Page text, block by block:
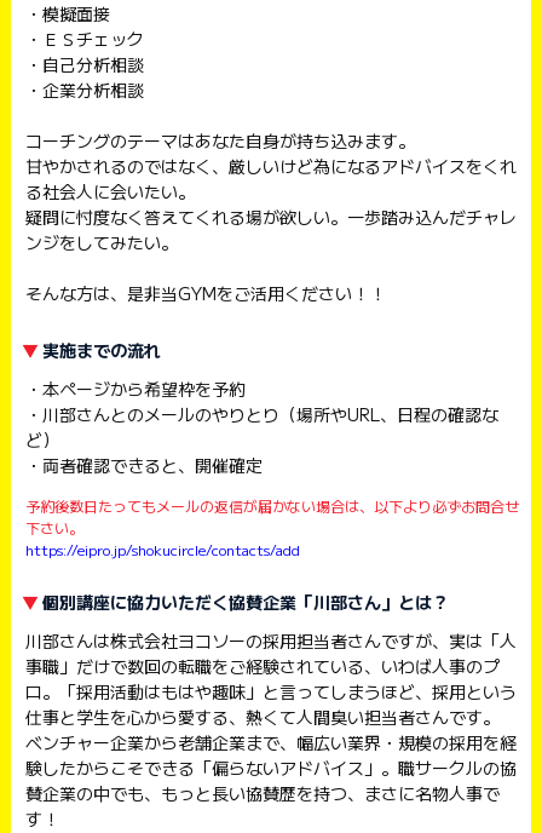
・模擬面接
・ＥＳチェック
・自己分析相談
・企業分析相談
コーチングのテーマはあなた自身が持ち込みます。
甘やかされるのではなく、厳しいけど為になるアドバイスをくれ
る社会人に会いたい。
疑問に忖度なく答えてくれる場が欲しい。一歩踏み込んだチャレ
ンジをしてみたい。
そんな方は、是非当GYMをご活用ください！！
実施までの流れ
・本ページから希望枠を予約
・川部さんとのメールのやりとり（場所やURL、日程の確認な
ど）
・両者確認できると、開催確定
予約後数日たってもメールの返信が届かない場合は、以下より必ずお問合せ
下さい。
https://eipro.jp/shokucircle/contacts/add
個別講座に協力いただく協賛企業「川部さん」とは？
川部さんは株式会社ヨコソーの採用担当者さんですが、実は「人
事職」だけで数回の転職をご経験されている、いわば人事のプ
ロ。「採用活動はもはや趣味」と言ってしまうほど、採用という
仕事と学生を心から愛する、熱くて人間臭い担当者さんです。
ベンチャー企業から老舗企業まで、幅広い業界・規模の採用を経
験したからこそできる「偏らないアドバイス」。職サークルの協
賛企業の中でも、もっと長い協賛歴を持つ、まさに名物人事で
す！